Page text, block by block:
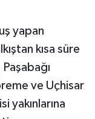
yapan
kısa süre
ve Uçhisar
yakınlarına